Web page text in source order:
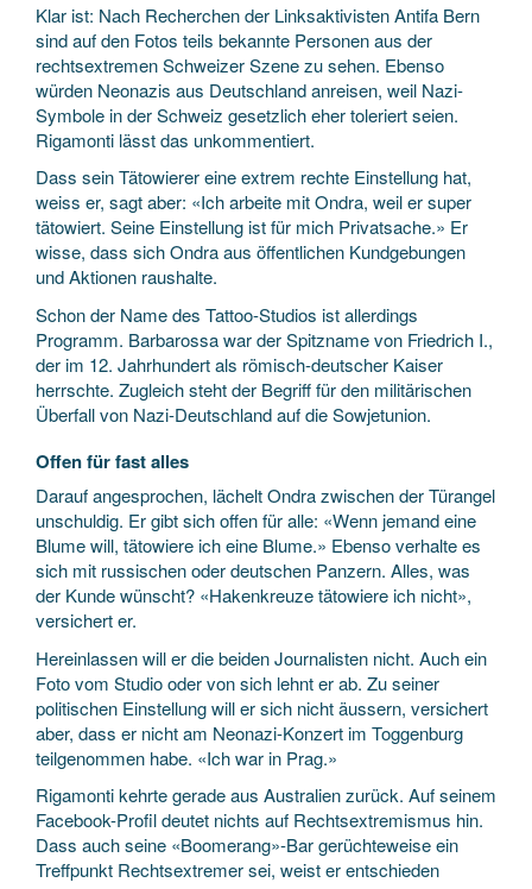
Klar ist: Nach Recherchen der Linksaktivisten Antifa Bern
sind auf den Fotos teils bekannte Personen aus der
rechtsextremen Schweizer Szene zu sehen. Ebenso
würden Neonazis aus Deutschland anreisen, weil Nazi-
Symbole in der Schweiz gesetzlich eher toleriert seien.
Rigamonti lässt das unkommentiert.
Dass sein Tätowierer eine extrem rechte Einstellung hat,
weiss er, sagt aber: «Ich arbeite mit Ondra, weil er super
tätowiert. Seine Einstellung ist für mich Privatsache.» Er
wisse, dass sich Ondra aus öffentlichen Kundgebungen
und Aktionen raushalte.
Schon der Name des Tattoo-Studios ist allerdings
Programm. Barbarossa war der Spitzname von Friedrich I.,
der im 12. Jahrhundert als römisch-deutscher Kaiser
herrschte. Zugleich steht der Begriff für den militärischen
Überfall von Nazi-Deutschland auf die Sowjetunion.
Offen für fast alles
Darauf angesprochen, lächelt Ondra zwischen der Türangel
unschuldig. Er gibt sich offen für alle: «Wenn jemand eine
Blume will, tätowiere ich eine Blume.» Ebenso verhalte es
sich mit russischen oder deutschen Panzern. Alles, was
der Kunde wünscht? «Hakenkreuze tätowiere ich nicht»,
versichert er.
Hereinlassen will er die beiden Journalisten nicht. Auch ein
Foto vom Studio oder von sich lehnt er ab. Zu seiner
politischen Einstellung will er sich nicht äussern, versichert
aber, dass er nicht am Neonazi-Konzert im Toggenburg
teilgenommen habe. «Ich war in Prag.»
Rigamonti kehrte gerade aus Aus­tralien zurück. Auf seinem
Facebook-Profil deutet nichts auf Rechtsextremismus hin.
Dass auch seine «Boomerang»-Bar gerüchteweise ein
Treffpunkt Rechtsextremer sei, weist er entschieden